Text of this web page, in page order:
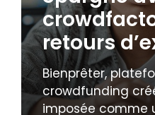
retours
Bienprêter,
crowdfunding
imposée comme